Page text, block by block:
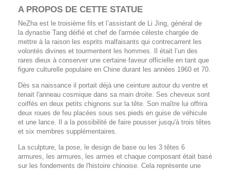
A PROPOS DE CETTE STATUE
NeZha est le troisième fils et l’assistant de Li Jing, général de
la dynastie Tang déifié et chef de l'armée céleste chargée de
mettre à la raison les esprits malfaisants qui contrecarrent les
volontés divines et tourmentent les hommes. Il était l’un des
rares dieux à conserver une certaine faveur officielle en tant que
figure culturelle populaire en Chine durant les années 1960 et 70.
Dès sa naissance il portait déjà une ceinture autour du ventre et
tenait l'anneau cosmique dans sa main droite. Ses cheveux sont
coiffés en deux petits chignons sur la tête. Son maître lui offrira
deux roues de feu placées sous ses pieds en guise de véhicule
et une lance. Il a la possibilité de faire pousser jusqu'à trois têtes
et six membres supplémentaires.
La sculpture, la pose, le design de base ou les 3 têtes 6
armures, les armures, les armes et chaque composant était basé
sur les fondements de l'histoire chinoise. Cela représente une